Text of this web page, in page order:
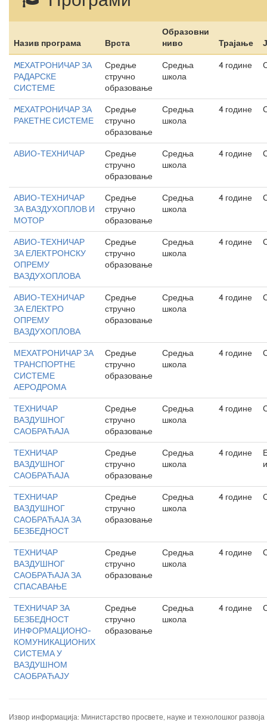
Назив програма Врста
Образовни
ниво
Трајање
MEХАТРОНИЧАР ЗА
РАДАРСКЕ
СИСТЕМЕ
Средње
стручно
образовање
Средња
школа
4 године
MEХАТРОНИЧАР ЗА
РАКЕТНЕ СИСТЕМЕ
Средње
стручно
образовање
Средња
школа
4 године
АВИО-ТЕХНИЧАР
Средње
стручно
образовање
Средња
школа
4 године
АВИО-ТЕХНИЧАР
ЗА ВАЗДУХОПЛОВ И
МОТОР
Средње
стручно
образовање
Средња
школа
4 године
АВИО-ТЕХНИЧАР
ЗА ЕЛЕКТРОНСКУ
ОПРЕМУ
ВАЗДУХОПЛОВА
Средње
стручно
образовање
Средња
школа
4 године
АВИО-ТЕХНИЧАР
ЗА ЕЛЕКТРО
ОПРЕМУ
ВАЗДУХОПЛОВА
Средње
стручно
образовање
Средња
школа
4 године
МЕХАТРОНИЧАР ЗА
ТРАНСПОРТНЕ
СИСТЕМЕ
АЕРОДРОМА
Средње
стручно
образовање
Средња
школа
4 године
ТЕХНИЧАР
ВАЗДУШНОГ
САОБРАЋАЈА
Средње
стручно
образовање
Средња
школа
4 године
ТЕХНИЧАР
ВАЗДУШНОГ
САОБРАЋАЈА
Средње
стручно
образовање
Средња
школа
4 године
ТЕХНИЧАР
ВАЗДУШНОГ
САОБРАЋАЈА ЗА
БЕЗБЕДНОСТ
Средње
стручно
образовање
Средња
школа
4 године
ТЕХНИЧАР
ВАЗДУШНОГ
САОБРАЋАЈА ЗА
СПАСАВАЊЕ
Средње
стручно
образовање
Средња
школа
4 године
ТЕХНИЧАР ЗА
БЕЗБЕДНОСТ
ИНФОРМАЦИОНО-
КОМУНИКАЦИОНИХ
СИСТЕМА У
ВАЗДУШНОМ
САОБРАЋАЈУ
Средње
стручно
образовање
Средња
школа
4 године
Извор информација: Министарство просвете, науке и технолошког развоја